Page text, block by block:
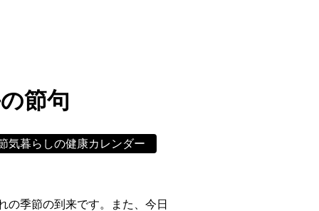
節句
気暮らしの健康カレンダー
の季節の到来です。また、今日